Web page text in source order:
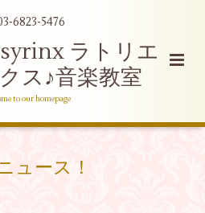
6823-5476
ラトリエ
ス♪音楽教室
to our homepage
ュース！